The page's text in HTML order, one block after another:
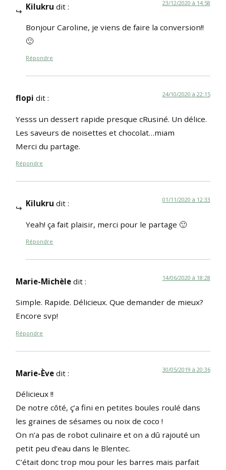
Kilukru dit : 23/12/2020 à 14:58
Bonjour Caroline, je viens de faire la conversion!!
🙂
Répondre
flopi dit : 24/10/2020 à 22:15
Yesss un dessert rapide presque cRusiné. Un délice.
Les saveurs de noisettes et chocolat…miam
Merci du partage.
Répondre
Kilukru dit : 01/11/2020 à 12:33
Yeah! ça fait plaisir, merci pour le partage 🙂
Répondre
Marie-Michèle dit : 14/06/2020 à 18:28
Simple. Rapide. Délicieux. Que demander de mieux?
Encore svp!
Répondre
Marie-Ève dit : 30/05/2019 à 20:36
Délicieux !!
De notre côté, ç’a fini en petites boules roulé dans
les graines de sésames ou noix de coco !
On n’a pas de robot culinaire et on a dû rajouté un
petit peu d’eau dans le Blentec.
C’était donc trop mou pour les barres mais parfait